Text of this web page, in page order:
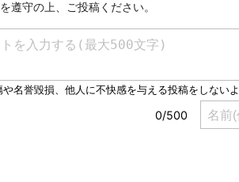
を遵守の上、ご投稿ください。